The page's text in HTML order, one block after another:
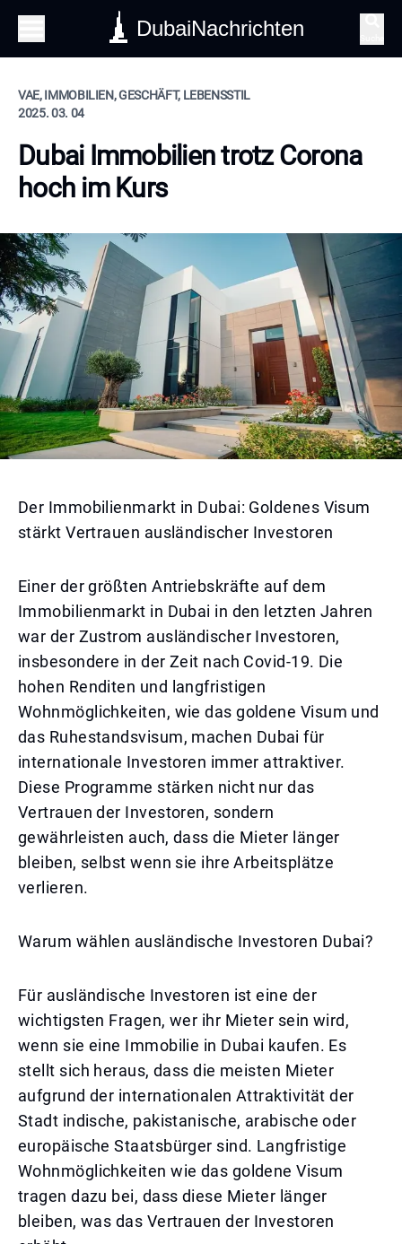
DubaiNachrichten
VAE, IMMOBILIEN, GESCHÄFT, LEBENSSTIL
2025. 03. 04
Dubai Immobilien trotz Corona
hoch im Kurs
Der Immobilienmarkt in Dubai: Goldenes Visum
stärkt Vertrauen ausländischer Investoren
Einer der größten Antriebskräfte auf dem
Immobilienmarkt in Dubai in den letzten Jahren
war der Zustrom ausländischer Investoren,
insbesondere in der Zeit nach Covid-19. Die
hohen Renditen und langfristigen
Wohnmöglichkeiten, wie das goldene Visum und
das Ruhestandsvisum, machen Dubai für
internationale Investoren immer attraktiver.
Diese Programme stärken nicht nur das
Vertrauen der Investoren, sondern
gewährleisten auch, dass die Mieter länger
bleiben, selbst wenn sie ihre Arbeitsplätze
verlieren.
Warum wählen ausländische Investoren Dubai?
Für ausländische Investoren ist eine der
wichtigsten Fragen, wer ihr Mieter sein wird,
wenn sie eine Immobilie in Dubai kaufen. Es
stellt sich heraus, dass die meisten Mieter
aufgrund der internationalen Attraktivität der
Stadt indische, pakistanische, arabische oder
europäische Staatsbürger sind. Langfristige
Wohnmöglichkeiten wie das goldene Visum
tragen dazu bei, dass diese Mieter länger
bleiben, was das Vertrauen der Investoren